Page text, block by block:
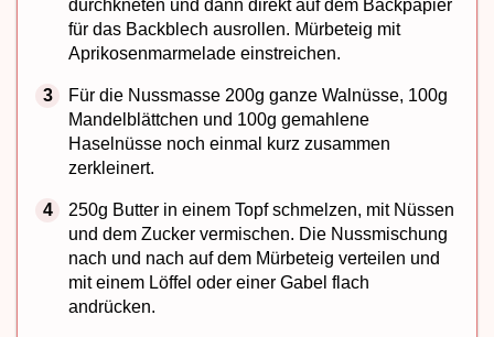
durchkneten und dann direkt auf dem Backpapier
für das Backblech ausrollen. Mürbeteig mit
Aprikosenmarmelade einstreichen.
Für die Nussmasse 200g ganze Walnüsse, 100g
Mandelblättchen und 100g gemahlene
Haselnüsse noch einmal kurz zusammen
zerkleinert.
250g Butter in einem Topf schmelzen, mit Nüssen
und dem Zucker vermischen. Die Nussmischung
nach und nach auf dem Mürbeteig verteilen und
mit einem Löffel oder einer Gabel flach
andrücken.